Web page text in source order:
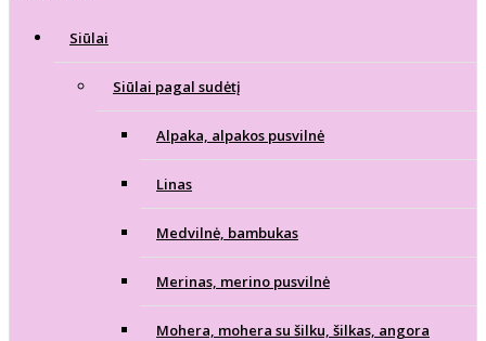
Siūlai
Siūlai pagal sudėtį
Alpaka, alpakos pusvilnė
Linas
Medvilnė, bambukas
Merinas, merino pusvilnė
Mohera, mohera su šilku, šilkas, angora